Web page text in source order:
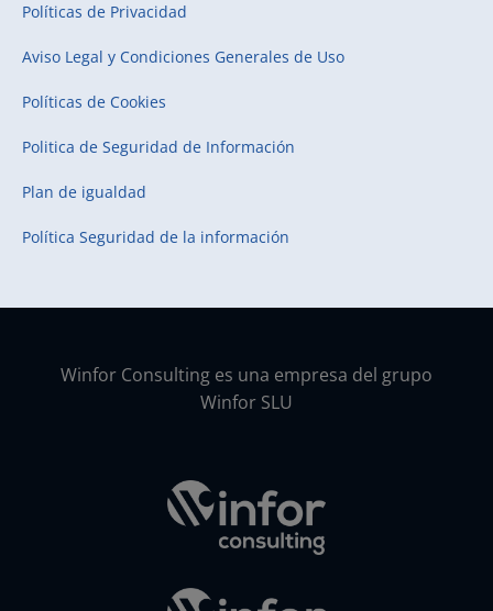
Políticas de Privacidad
Aviso Legal y Condiciones Generales de Uso
Políticas de Cookies
Politica de Seguridad de Información
Plan de igualdad
Política Seguridad de la información
Winfor Consulting es una empresa del grupo
Winfor SLU